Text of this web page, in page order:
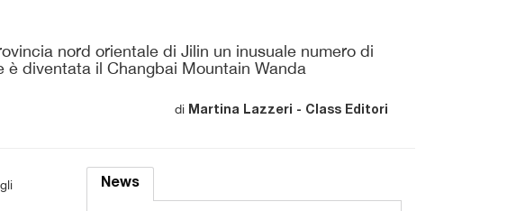
nord orientale di Jilin un inusuale numero di
diventata il Changbai Mountain Wanda
di Martina Lazzeri - Class Editori
News